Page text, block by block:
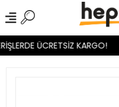
ÜCRETSİZ KARGO!